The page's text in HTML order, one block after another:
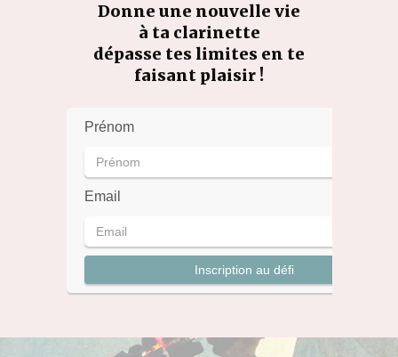
Donne une nouvelle vie
à ta clarinette
dépasse tes limites en te
faisant plaisir !
Prénom
Email
Inscription au défi